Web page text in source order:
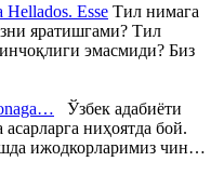
Esse Тил нимага
яратишгами? Тил
эмасмиди? Биз
Ўзбек адабиёти
ниҳоятда бой.
ижодкорларимиз чин…